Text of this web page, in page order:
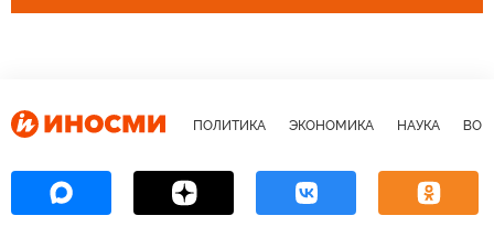
ПОЛИТИКА ЭКОНОМИКА НАУКА